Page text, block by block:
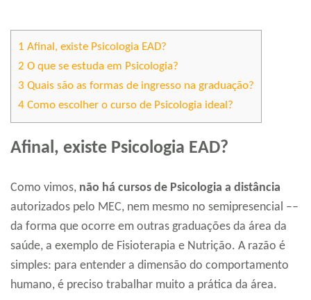
1 Afinal, existe Psicologia EAD?
2 O que se estuda em Psicologia?
3 Quais são as formas de ingresso na graduação?
4 Como escolher o curso de Psicologia ideal?
Afinal, existe Psicologia EAD?
Como vimos, não há cursos de Psicologia a distância
autorizados pelo MEC, nem mesmo no semipresencial ––
da forma que ocorre em outras graduações da área da
saúde, a exemplo de Fisioterapia e Nutrição. A razão é
simples: para entender a dimensão do comportamento
humano, é preciso trabalhar muito a prática da área.